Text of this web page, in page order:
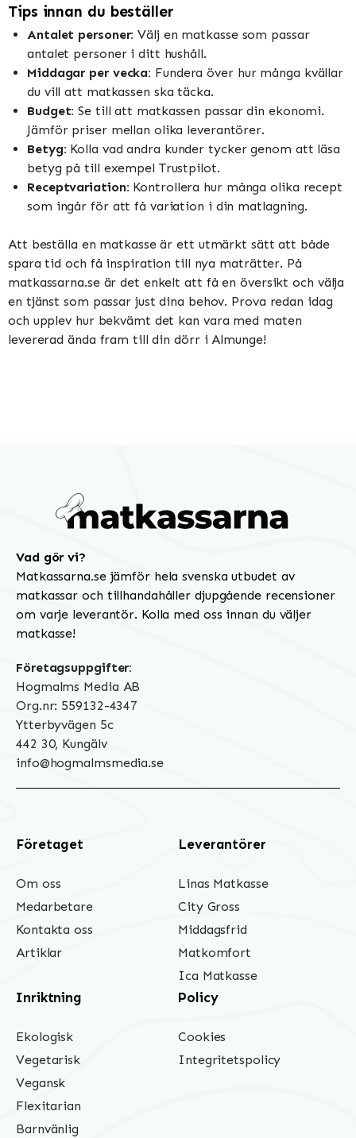
Tips innan du beställer
Antalet personer: Välj en matkasse som passar
antalet personer i ditt hushåll.
Middagar per vecka: Fundera över hur många kvällar
du vill att matkassen ska täcka.
Budget: Se till att matkassen passar din ekonomi.
Jämför priser mellan olika leverantörer.
Betyg: Kolla vad andra kunder tycker genom att läsa
betyg på till exempel Trustpilot.
Receptvariation: Kontrollera hur många olika recept
som ingår för att få variation i din matlagning.
Att beställa en matkasse är ett utmärkt sätt att både
spara tid och få inspiration till nya maträtter. På
matkassarna.se är det enkelt att få en översikt och välja
en tjänst som passar just dina behov. Prova redan idag
och upplev hur bekvämt det kan vara med maten
levererad ända fram till din dörr i Almunge!
Vad gör vi?
Matkassarna.se jämför hela svenska utbudet av
matkassar och tillhandahåller djupgående recensioner
om varje leverantör. Kolla med oss innan du väljer
matkasse!
Företagsuppgifter:
Hogmalms Media AB
Org.nr: 559132-4347
Ytterbyvägen 5c
442 30, Kungälv
info@hogmalmsmedia.se
Företaget
Om oss
Medarbetare
Kontakta oss
Artiklar
Leverantörer
Linas Matkasse
City Gross
Middagsfrid
Matkomfort
Ica Matkasse
Inriktning
Ekologisk
Vegetarisk
Vegansk
Flexitarian
Barnvänlig
Policy
Cookies
Integritetspolicy